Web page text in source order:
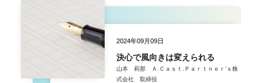
2024年09月09日
決心で風向きは変えられる
山本 莉那 Ａ.Ｃａｓｔ.Ｐａｒｔｎｅｒ’ｓ株
式会社 取締役